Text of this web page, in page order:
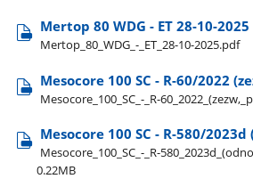
Mertop 80 WDG - ET 28-10-2025
Mertop​_80​_WDG​_-​_ET​_28-10-2025.pdf
Mesocore 100 SC - R-60/2022
Mesocore​_100​_SC​_-​_R-
Mesocore 100 SC - R-580/
Mesocore​_100​_SC​_-​_R-
0.22MB